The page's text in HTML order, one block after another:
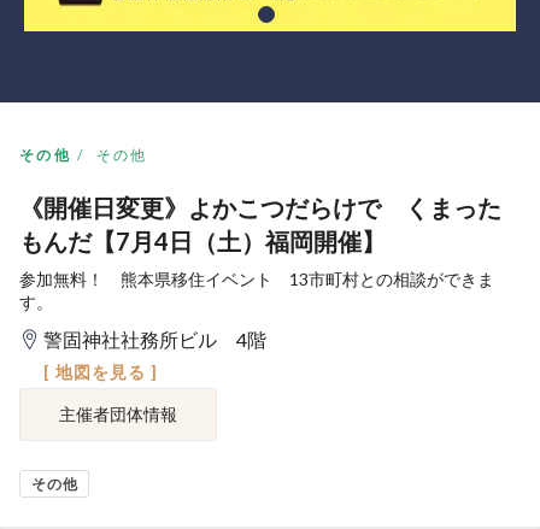
その他 その他
《開催日変更》よかこつだらけで くまった
もんだ【7月4日（土）福岡開催】
参加無料！ 熊本県移住イベント 13市町村との相談ができま
す。
警固神社社務所ビル 4階
[ 地図を見る ]
主催者団体情報
その他